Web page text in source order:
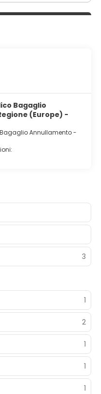
Bagaglio
(Europe) -
Annullamento -
3
1
2
1
1
1